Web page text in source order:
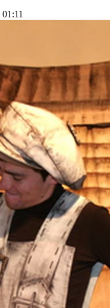
01:11